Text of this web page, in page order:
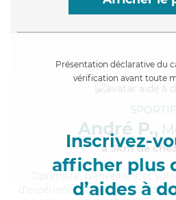
Présentation déclarative du
vérification avant toute
Inscrivez-
afficher plus
d’aides à
SPORTIF
André P.,
à 5km de
, bienveillant et
d'expérience et possède un